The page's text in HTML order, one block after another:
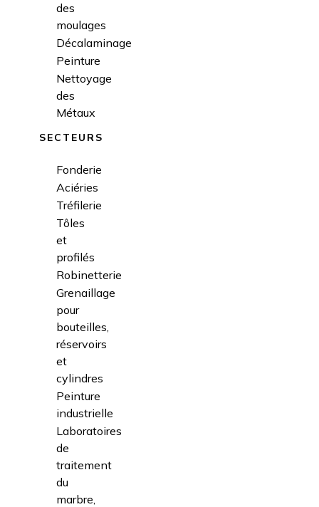
des
moulages
Décalaminage
Peinture
Nettoyage
des
Métaux
SECTEURS
Fonderie
Aciéries
Tréfilerie
Tôles
et
profilés
Robinetterie
Grenaillage
pour
bouteilles,
réservoirs
et
cylindres
Peinture
industrielle
Laboratoires
de
traitement
du
marbre,